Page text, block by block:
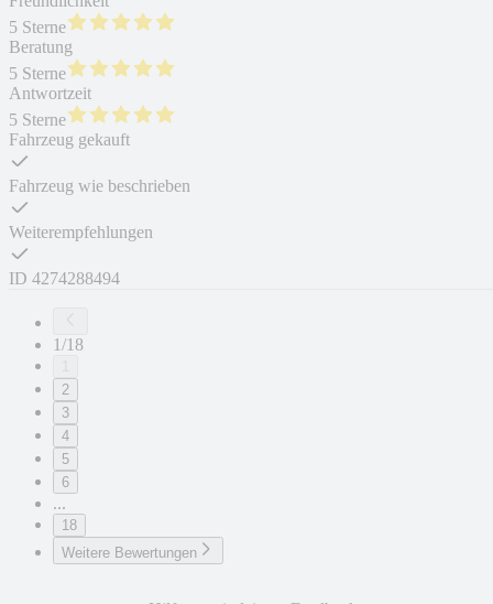
5 Sterne
Beratung
5 Sterne
Antwortzeit
5 Sterne
Fahrzeug gekauft
Fahrzeug wie beschrieben
Weiterempfehlungen
ID 4274288494
1/18
2
3
4
5
6
...
18
Weitere Bewertungen